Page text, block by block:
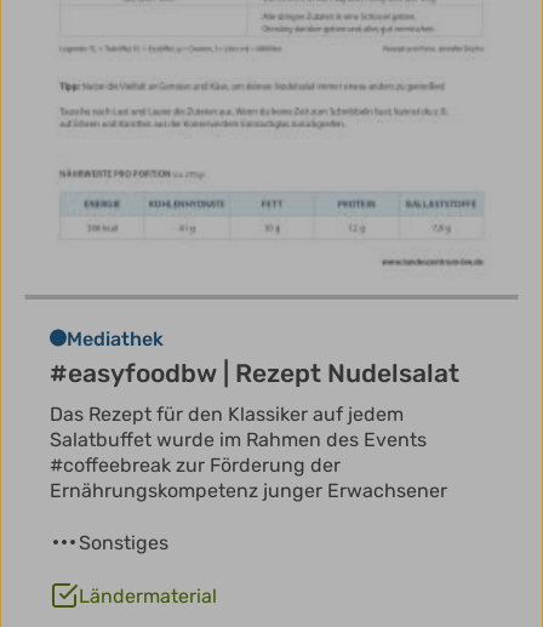
Mediathek
#easyfoodbw | Rezept Nudelsalat
Das Rezept für den Klassiker auf jedem
Salatbuffet wurde im Rahmen des Events
#coffeebreak zur Förderung der
Ernährungskompetenz junger Erwachsener
Sonstiges
Ländermaterial